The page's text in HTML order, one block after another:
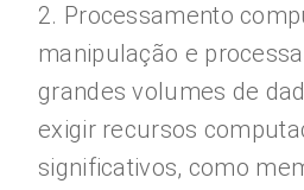
2. Processamento
manipulação e
grandes volumes de
exigir recursos
significativos, como